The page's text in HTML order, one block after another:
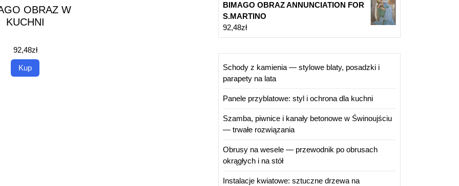
OBRAZ W
KUCHNI
92,48zł
Kup
BIMAGO OBRAZ ANNUNCIATION FOR
S.MARTINO
92,48zł
Schody z kamienia — stylowe blaty, posadzki i
parapety na lata
Panele przyblatowe: styl i ochrona dla kuchni
Szamba, piwnice i kanały betonowe w Świnoujściu
— trwałe rozwiązania
Obrusy na wesele — przewodnik po obrusach
okrągłych i na stół
Instalacje kwiatowe: sztuczne drzewa na